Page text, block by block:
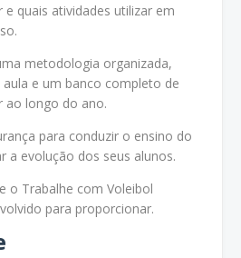
quais atividades utilizar em
metodologia organizada,
e um banco completo de
ao longo do ano.
para conduzir o ensino do
a evolução dos seus alunos.
o Trabalhe com Voleibol
para proporcionar.